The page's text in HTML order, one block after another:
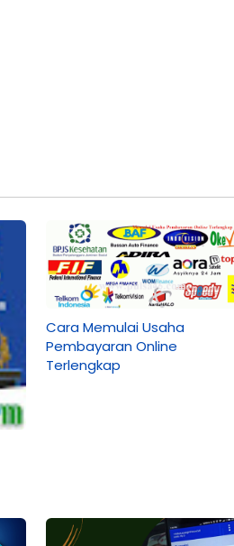
Cara Memulai Usaha
Pembayaran Online
Terlengkap